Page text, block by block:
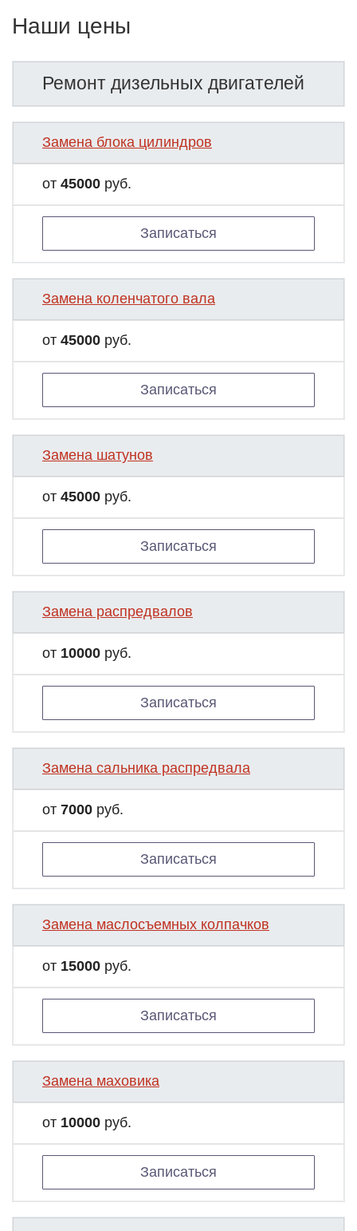
Наши цены
Ремонт дизельных двигателей
Замена блока цилиндров
от 45000 руб.
Записаться
Замена коленчатого вала
от 45000 руб.
Записаться
Замена шатунов
от 45000 руб.
Записаться
Замена распредвалов
от 10000 руб.
Записаться
Замена сальника распредвала
от 7000 руб.
Записаться
Замена маслосъемных колпачков
от 15000 руб.
Записаться
Замена маховика
от 10000 руб.
Записаться